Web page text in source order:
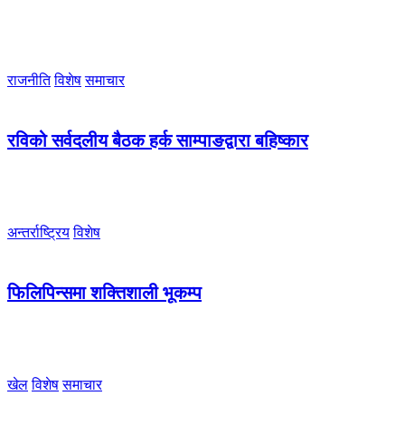
राजनीति विशेष समाचार
रविको सर्वदलीय बैठक हर्क साम्पाङद्वारा बहिष्कार
अन्तर्राष्ट्रिय विशेष
फिलिपिन्समा शक्तिशाली भूकम्प
खेल विशेष समाचार